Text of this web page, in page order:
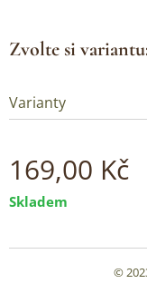
Zvolte si
Varianty
169,00 Kč
Skladem
©